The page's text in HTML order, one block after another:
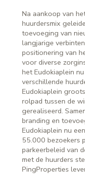
Na aankoop van
huurdersmix
toevoeging van
langjarige
positionering van
voor diverse
het Eudokiaplein
verschillende
Eudokiaplein
rolpad tussen de
gerealiseerd.
branding en
Eudokiaplein nu
55.000 bezoekers
parkeerbeleid van
met de huurders
PingProperties